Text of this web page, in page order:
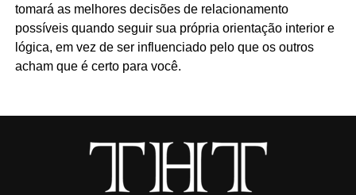
tomará as melhores decisões de relacionamento
possíveis quando seguir sua própria orientação interior e
lógica, em vez de ser influenciado pelo que os outros
acham que é certo para você.